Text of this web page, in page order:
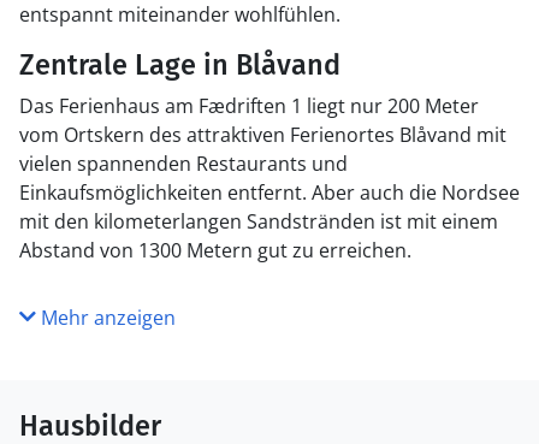
entspannt miteinander wohlfühlen.
Zentrale Lage in Blåvand
Das Ferienhaus am Fædriften 1 liegt nur 200 Meter
vom Ortskern des attraktiven Ferienortes Blåvand mit
vielen spannenden Restaurants und
Einkaufsmöglichkeiten entfernt. Aber auch die Nordsee
mit den kilometerlangen Sandstränden ist mit einem
Abstand von 1300 Metern gut zu erreichen.
Mehr anzeigen
Hausbilder